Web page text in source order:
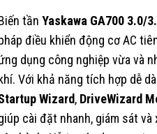
tầnYaskawa GA700 3.0/
điều khiển động cơ AC
dụng công nghiệp vừa và
khí. Với khả năng tích hợp dễ
Wizard, DriveWizard
cài đặt nhanh, giám sát